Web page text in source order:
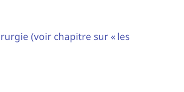
(voir chapitre sur « les